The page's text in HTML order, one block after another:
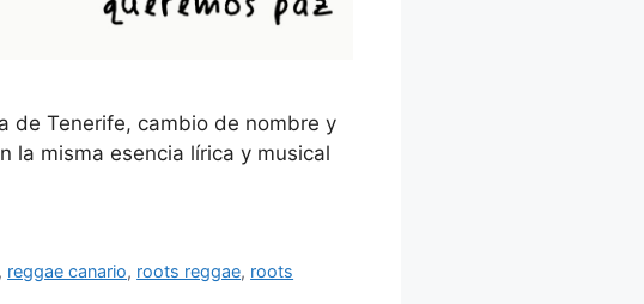
de Tenerife, cambio de nombre y
la misma esencia lírica y musical
, reggae canario, roots reggae, roots